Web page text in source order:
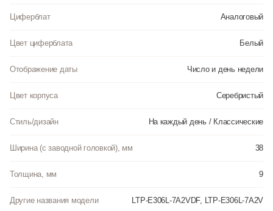
Циферблат Аналоговый
Цвет циферблата Белый
Отображение даты Число и день недели
Цвет корпуса Серебристый
Стиль/дизайн На каждый день / Классические
Ширина (с заводной головкой), мм 38
Толщина, мм 9
Другие названия модели LTP-E306L-7A2VDF, LTP-E306L-7A2V